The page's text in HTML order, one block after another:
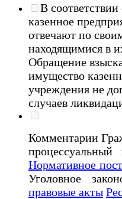
В
казенное
отвечают по
находящимися в
Обращение
имущество
учреждения не
случаев
Комментарии
процессуальный
Нормативное
Уголовное
правовые акты